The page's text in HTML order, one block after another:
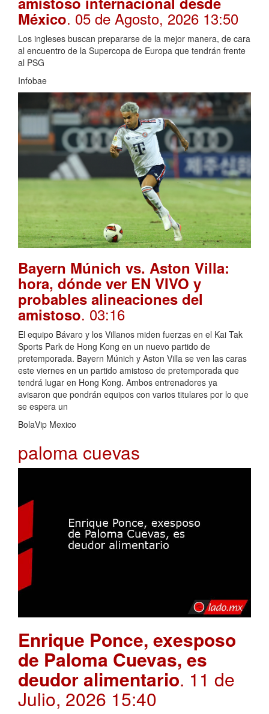
México. 05 de Agosto, 2026 13:50
Los ingleses buscan prepararse de la mejor manera, de cara
al encuentro de la Supercopa de Europa que tendrán frente
al PSG
Infobae
Bayern Múnich vs. Aston Villa:
hora, dónde ver EN VIVO y
probables alineaciones del
amistoso. 03:16
El equipo Bávaro y los Villanos miden fuerzas en el Kai Tak
Sports Park de Hong Kong en un nuevo partido de
pretemporada. Bayern Múnich y Aston Villa se ven las caras
este viernes en un partido amistoso de pretemporada que
tendrá lugar en Hong Kong. Ambos entrenadores ya
avisaron que pondrán equipos con varios titulares por lo que
se espera un
BolaVip Mexico
paloma cuevas
Enrique Ponce, exesposo
de Paloma Cuevas, es
deudor alimentario. 11 de
Julio, 2026 15:40